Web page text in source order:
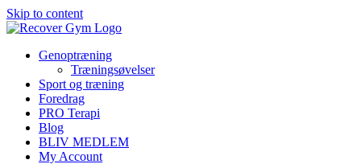
Skip to content
Genoptræning
Træningsøvelser
Sport og træning
Foredrag
PRO Terapi
Blog
BLIV MEDLEM
My Account